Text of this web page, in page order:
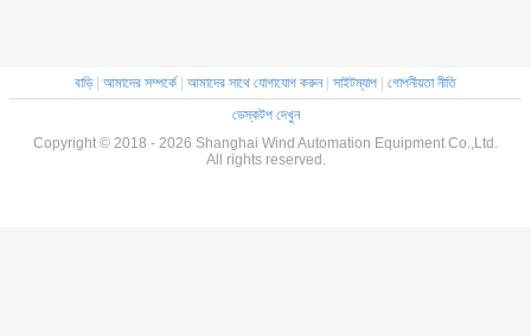
বাড়ি| আমাদের সম্পর্কে| আমাদের সাথে যোগাযোগ করুন| সাইটম্যাপ | গোপনীয়তা নীতি
ডেস্কটপ দেখুন
Copyright © 2018 - 2026 Shanghai Wind Automation Equipment Co.,Ltd.
All rights reserved.